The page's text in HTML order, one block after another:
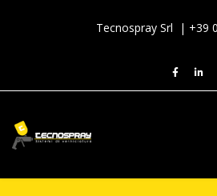
Tecnospray Srl | +39